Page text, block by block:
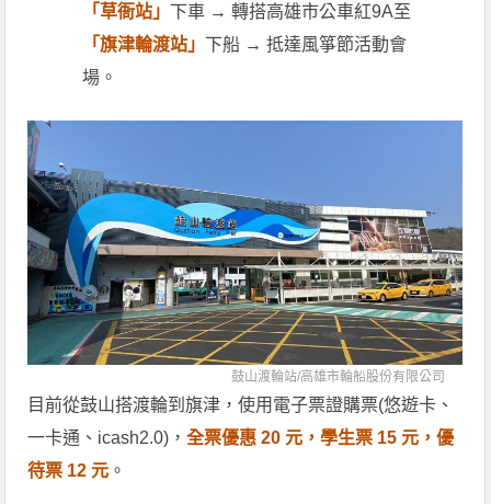
「草衙站」 下車 → 轉搭高雄市公車紅9A至
「旗津輪渡站」 下船 → 抵達風箏節活動會
場。
鼓山渡輪站/高雄市輪船股份有限公司
目前從鼓山搭渡輪到旗津，使用電子票證購票(悠遊卡、
一卡通、icash2.0)，全票優惠 20 元，學生票 15 元，優
待票 12 元 。